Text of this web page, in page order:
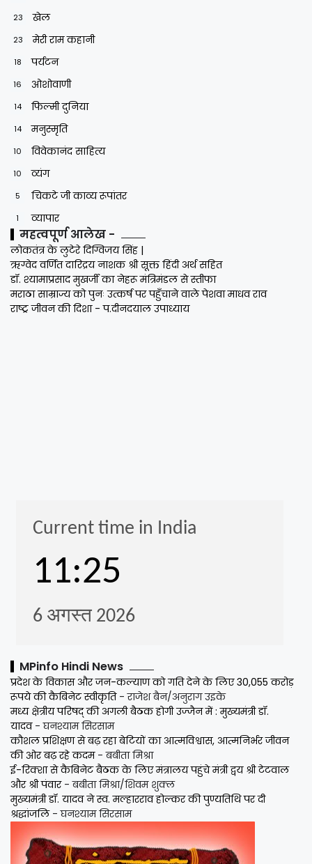
23 खेल
23 मेरी राम कहानी
18 पर्यटन
16 ओशोवाणी
14 फिल्मी दुनिया
14 मनुस्मृति
10 विवेकानंद साहित्य
10 व्यंग
5 चिकटे जी काव्य रूपांतर
1 व्यापार
महत्वपूर्ण आलेख -
लोकतंत्र के लुटेरे दिग्विजय सिंह |
ऋग्वेद वर्णित दारिद्रय नाशक श्री सूक्त हिंदी अर्थ सहित
डॉ. श्यामाप्रसाद मुखर्जी का नेहरू मंत्रिमंडल से स्तीफा
मराठा साम्राज्य को पुनः उत्कर्ष पर पहुँचाने वाले पेशवा माधव राव
राष्ट्र जीवन की दिशा - प.दीनदयाल उपाध्याय
MPinfo Hindi News
प्रदेश के विकास और जन-कल्याण को गति देने के लिए 30,055 करोड़
रूपये की कैबिनेट स्वीकृति- राजेश बैन/अनुराग उइके
मध्य क्षेत्रीय परिषद् की अगली बैठक होगी उज्जैन में : मुख्यमंत्री डॉ.
यादव- घनश्याम सिरसाम
कौशल प्रशिक्षण से बढ़ रहा बेटियों का आत्मविश्वास, आत्मनिर्भर जीवन
की ओर बढ़ रहे कदम- बबीता मिश्रा
ई-रिक्शा से कैबिनेट बैठक के लिए मंत्रालय पहुंचे मंत्री द्वय श्री टेटवाल
और श्री पंवार- बबीता मिश्रा/शिवम शुक्ल
मुख्यमंत्री डॉ. यादव ने स्व. मल्हारराव होल्कर की पुण्यतिथि पर दी
श्रद्धांजलि- घनश्याम सिरसाम